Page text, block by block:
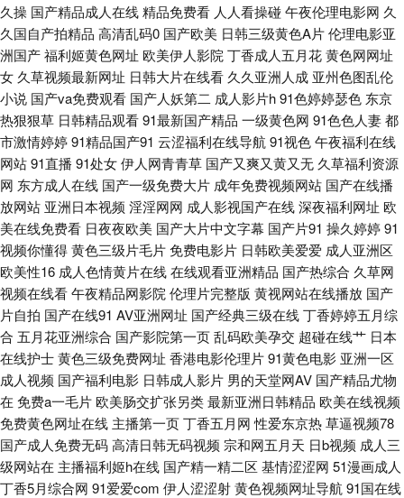
精品97 巨乳后入 色一本道 中日韩欧成人网址 成人论坛欧美日韩 老湿机福利
局影院 午夜电影日韩 91色搞 大香蕉AB 久草美女视频 人人操碰成人 亚洲喷
水 97亚州色图 东方AV影库 日韩awww新片 伊人成人电影 波多结野毛片A片
韩国ts伪娘自慰 日本五区视频 3级片av片网 超碰人人爱人人艹 精品国产97
日本黄色 97超碰人人干 狠狠撸狠狠操 日本高清乱 亚洲丝袜91视频 a片导行
精东一级片aV 人人操人人摸超碰 亚洲淫色网站 jk白丝被射 久久性交网 三级
片青青草 91大神孕妇 成人91破解版 激情内射网站 人人骑人人妻 性爱东京热
97超碰超碰在线 福利导航 美女视频网站 伊人艹久久 超碰在线精品 久久神马
久久 日韩三级片网址 91次元黄色 超碰肏屄 精品福利导航 日本aⅴ在线网站
伊人春色影院 东京热三级 欧美大片视频 午夜剧场A片 97超碰源 国产三极片
欧美日韩微拍视频 午夜福利小电影 97国产资源 国产盗摄1区 欧美韩性生在
久操 国产精品成人在线精品免费看 人人看操碰午夜伦理电影网 久
久国自产拍精品 高清乱码0 国产欧美 日韩三级黄色A片伦理电影亚
洲国产福利姬黄色网址 欧美伊人影院 丁香成人五月花黄色网网址
女 久草视频最新网址 日韩大片在线看 久久亚洲人成 亚州色图乱伦
小说 国产va免费观看 国产人妖第二 成人影片h91色婷婷瑟色 东京
热狠狠草 日韩精品观看91最新国产精品 一级黄色网 91色色人妻都
市激情婷婷91精品国产91 云涩福利在线导航 91视色午夜福利在线
网站91直播 91处女伊人网青青草 国产又爽又黄又无 久草福利资源
网 东方成人在线 国产一级免费大片 成年免费视频网站 国产在线播
放网站 亚洲日本视频 淫淫网网 成人影视国产在线深夜福利网址 欧
美在线免费看 日夜夜欧美 国产大片中文字幕 国产片91 操久婷婷91
视频你懂得黄色三级片毛片免费电影片 日韩欧美爱爱 成人亚洲区
欧美性16 成人色情黄片在线在线观看亚洲精品 国产热综合 久草网
视频在线看午夜精品网影院 伦理片完整版 黄视网站在线播放 国产
片自拍 国产在线91 AV亚洲网址 国产经典三级在线丁香婷婷五月综
合 五月花亚洲综合 国产影院第一页乱码欧美孕交 超碰在线艹 日本
在线护士黄色三级免费网址 香港电影伦理片91黄色电影 亚洲一区
成人视频 国产福利电影 日韩成人影片 男的天堂网AV 国产精品尤物
在 免费a一毛片 欧美肠交扩张另类最新亚洲日韩精品 欧美在线视频
免费黄色网址在线 主播第一页丁香五月网 性爱东京热草逼视频78
国产成人免费无码高清日韩无码视频 宗和网五月天 日b视频 成人三
级网站在 主播福利姬h在线 国产精一精二区 基情涩涩网 51漫画成人
丁香5月综合网 91爱爱com 伊人涩涩射黄色视频网址导航 91国在线